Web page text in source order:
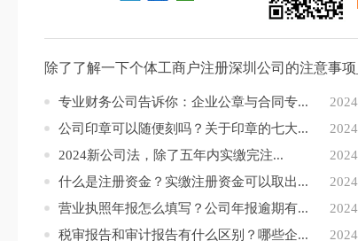
除了了解一下个体工商户注册深圳公司的注意事
专业财务公司告诉你：企业公章与合同专...
公司印章可以随便刻吗？关于印章的七大...
2024新公司法，除了五年内实缴完注...
什么是注册资金？实缴注册资金可以取出...
营业执照年报怎么填写？公司年报逾期有...
税审报告和审计报告有什么区别？哪些企...